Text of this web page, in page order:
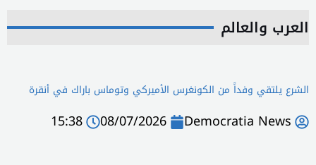
العرب والعالم
الشرع يلتقي وفداً من الكونغرس الأميركي وتوماس باراك في أنقرة
Democratia News
08/07/2026
15:38